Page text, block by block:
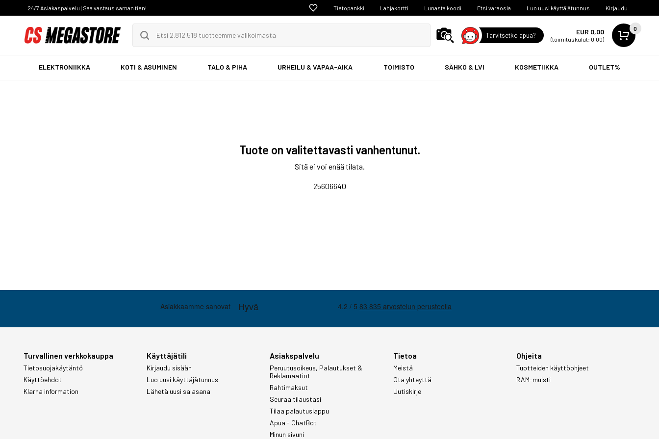
24/7 Asiakaspalvelu | Saa vastaus saman tien! Tietopankki Lahjakortti Lunasta koodi Etsi varaosia Luo uusi käyttäjätunnus Kirjaudu
Tarvitsetko apua? EUR 0,00
(toimituskulut: 0,00)
0
ELEKTRONIIKKA KOTI & ASUMINEN TALO & PIHA URHEILU & VAPAA-AIKA TOIMISTO SÄHKÖ & LVI KOSMETIIKKA OUTLET%
Tuote on valitettavasti vanhentunut.
Sitä ei voi enää tilata.
25606640
Turvallinen verkkokauppa
Tietosuojakäytäntö
Käyttöehdot
Klarna information
Käyttäjätili
Kirjaudu sisään
Luo uusi käyttäjätunnus
Lähetä uusi salasana
Asiakspalvelu
Peruutusoikeus, Palautukset &
Reklamaatiot
Rahtimaksut
Seuraa tilaustasi
Tilaa palautuslappu
Apua - ChatBot
Minun sivuni
Tietoa
Meistä
Ota yhteyttä
Uutiskirje
Ohjeita
Tuotteiden käyttöohjeet
RAM-muisti